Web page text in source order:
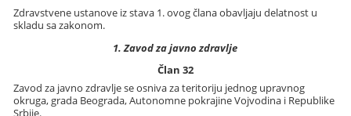
Zdravstvene ustanove iz stava 1. ovog člana obavljaju delatnost u
skladu sa zakonom.
1. Zavod za javno zdravlje
Član 32
Zavod za javno zdravlje se osniva za teritoriju jednog upravnog
okruga, grada Beograda, Autonomne pokrajine Vojvodina i Republike
Srbije.